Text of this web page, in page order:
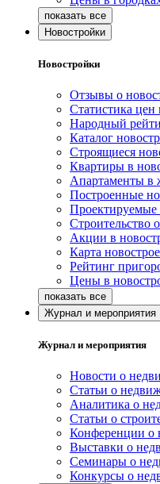
Новостройки
Новостройки
Отзывы о
Статистика
Народный
Каталог
Строящиеся
Квартиры в
Апартаменты в
Построенные
Проектируемые
Строительство
Акции в
Карта
Рейтинг
Цены в
Журнал и мероприятия
Журнал и мероприятия
Новости о
Статьи о
Аналитика о
Статьи о
Конференции о
Выставки о
Семинары о
Конкурсы о